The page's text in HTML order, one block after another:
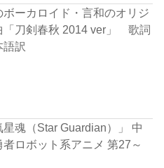
ボーカロイド・言和のオリジ
「刀剣春秋 2014 ver」 歌詞
語訳
星魂（Star Guardian）」 中
者ロボット系アニメ 第27～